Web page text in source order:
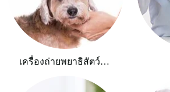
เครื่องถ่ายพยาธิสัตว์เลี้ยง